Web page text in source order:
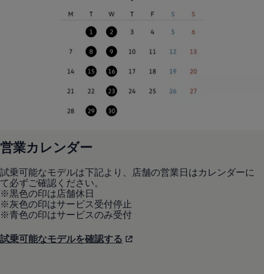
営業カレンダー
試乗可能なモデルは下記より、店舗の営業日はカレンダーに
て必ずご確認ください。
※黒色の印は店舗休日
※灰色の印はサービス受付停止
※青色の印はサービスのみ受付
試乗可能なモデルを確認する